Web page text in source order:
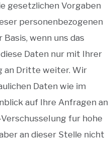
gesetzlichen Vorgaben
personenbezogenen
wenn uns das
Daten nur mit Ihrer
an Dritte weiter. Wir
Daten wie im
auf Ihre Anfragen an
fur hohe
an dieser Stelle nicht